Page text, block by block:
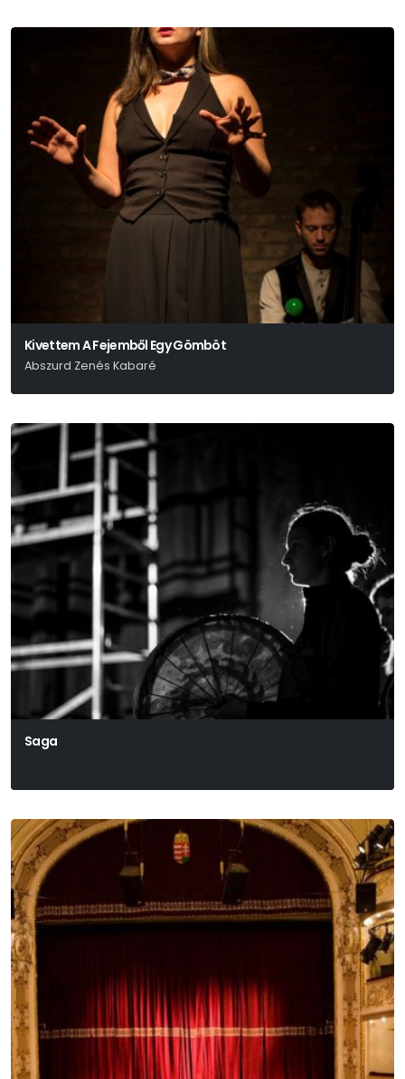
Kivettem A Fejemből Egy Gömböt
Abszurd Zenés Kabaré
Saga